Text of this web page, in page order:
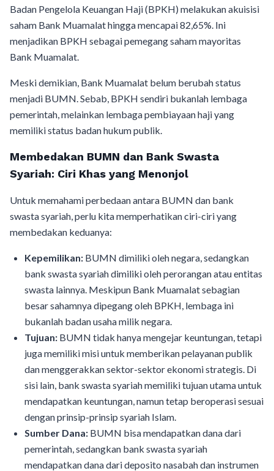
Badan Pengelola Keuangan Haji (BPKH) melakukan akuisisi
saham Bank Muamalat hingga mencapai 82,65%. Ini
menjadikan BPKH sebagai pemegang saham mayoritas
Bank Muamalat.
Meski demikian, Bank Muamalat belum berubah status
menjadi BUMN. Sebab, BPKH sendiri bukanlah lembaga
pemerintah, melainkan lembaga pembiayaan haji yang
memiliki status badan hukum publik.
Membedakan BUMN dan Bank Swasta
Syariah: Ciri Khas yang Menonjol
Untuk memahami perbedaan antara BUMN dan bank
swasta syariah, perlu kita memperhatikan ciri-ciri yang
membedakan keduanya:
Kepemilikan: BUMN dimiliki oleh negara, sedangkan
bank swasta syariah dimiliki oleh perorangan atau entitas
swasta lainnya. Meskipun Bank Muamalat sebagian
besar sahamnya dipegang oleh BPKH, lembaga ini
bukanlah badan usaha milik negara.
Tujuan: BUMN tidak hanya mengejar keuntungan, tetapi
juga memiliki misi untuk memberikan pelayanan publik
dan menggerakkan sektor-sektor ekonomi strategis. Di
sisi lain, bank swasta syariah memiliki tujuan utama untuk
mendapatkan keuntungan, namun tetap beroperasi sesuai
dengan prinsip-prinsip syariah Islam.
Sumber Dana: BUMN bisa mendapatkan dana dari
pemerintah, sedangkan bank swasta syariah
mendapatkan dana dari deposito nasabah dan instrumen